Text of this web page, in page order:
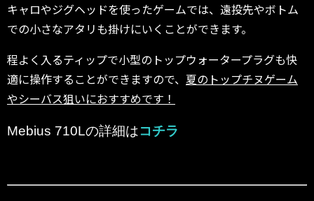
キャロやジグヘッドを使ったゲームでは、遠投先やボトム
での小さなアタリも掛けにいくことができます。
程よく入るティップで小型のトップウォータープラグも快
適に操作することができますので、 夏のトップチヌゲーム
やシーバス狙いにおすすめです！
Mebius 710Lの詳細はコチラ